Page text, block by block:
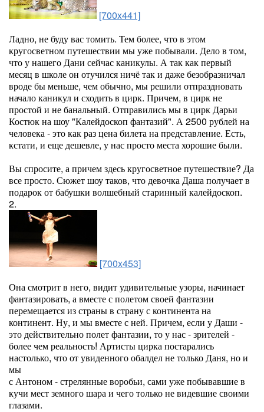
[700x441]
Ладно, не буду вас томить. Тем более, что в этом
кругосветном путешествии мы уже побывали. Дело в том,
что у нашего Дани сейчас каникулы. А так как первый
месяц в школе он отучился ничё так и даже безобразничал
вроде бы меньше, чем обычно, мы решили отпраздновать
начало каникул и сходить в цирк. Причем, в цирк не
простой и не банальный. Отправились мы в цирк Дарьи
Костюк на шоу "Калейдоскоп фантазий". А 2500 рублей на
человека - это как раз цена билета на представление. Есть,
кстати, и еще дешевле, у нас просто места хорошие были.
Вы спросите, а причем здесь кругосветное путешествие? Да
все просто. Сюжет шоу таков, что девочка Даша получает в
подарок от бабушки волшебный старинный калейдоскоп.
2.
[700x453]
Она смотрит в него, видит удивительные узоры, начинает
фантазировать, а вместе с полетом своей фантазии
перемещается из страны в страну с континента на
континент. Ну, и мы вместе с ней. Причем, если у Даши -
это действительно полет фантазии, то у нас - зрителей -
более чем реальность! Артисты цирка постарались
настолько, что от увиденного обалдел не только Даня, но и
мы
с Антоном - стрелянные воробьи, сами уже побывавшие в
кучи мест земного шара и чего только не видевшие своими
глазами.